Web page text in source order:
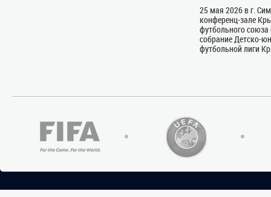
25 мая 2026 в г.
конференц-зале
футбольного союза
собрание Детско-
футбольной лиги